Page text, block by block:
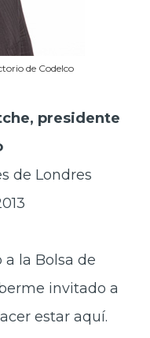
de Codelco
presidente
de Londres
la Bolsa de
invitado a
estar aquí.